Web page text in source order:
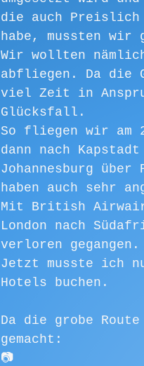
die auch
habe, mussten wir
Wir wollten
abfliegen. Da die
viel Zeit in
Glücksfall.
So fliegen wir am
dann nach
Johannesburg
haben auch sehr
Mit British
London nach
verloren gegangen.
Jetzt musste ich
Hotels buchen.
Da die grobe
gemacht:
📷